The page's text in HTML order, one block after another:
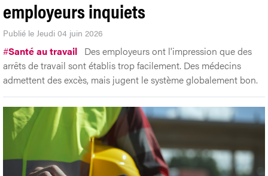
employeurs inquiets
Publié le Jeudi 04 juin 2026
#Santé au travail Des employeurs ont l'impression que des
arrêts de travail sont établis trop facilement. Des médecins
admettent des excès, mais jugent le système globalement bon.